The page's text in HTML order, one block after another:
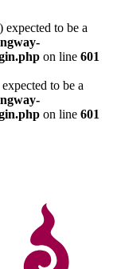
expected to be a
on line 601
to be a
on line 601